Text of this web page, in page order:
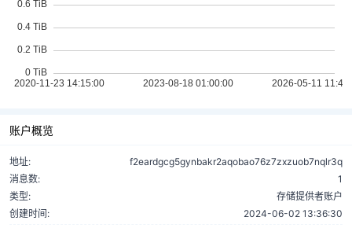
账户概览
地址:
f2eardgcg5gynbakr2aqobao76z7zxzuob7nqlr3q
消息数:
1
类型:
存储提供者账户
创建时间:
2024-06-02 13:36:30